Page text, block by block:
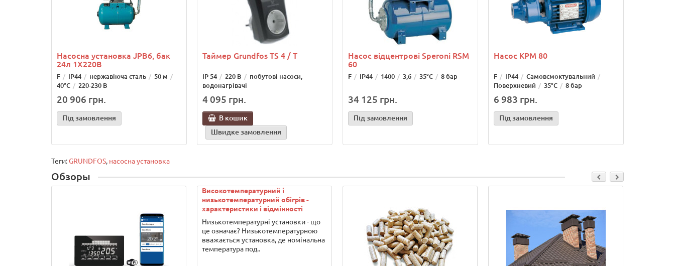
Насосна установка JPB6, бак
24л 1Х220В
F IP44 нержавіюча сталь
50 м
40°С
220-230 В
20 906 грн.
Під замовлення
Таймер Grundfos TS 4 / T
IP 54 220 В
побутові насоси,
водонагрівачі
4 095 грн.
В кошик
Швидке замовлення
Насос відцентрові Speroni RSM
60
F IP44 1400 3,6 35°С 8 бар
34 125 грн.
Під замовлення
Насос КРМ 80
F IP44
Самовсмоктувальний
Поверхневий
35°С 8 бар
6 983 грн.
Під замовлення
Теги:GRUNDFOS, насосна установка
Обзоры
Високотемпературний і
низькотемпературний обігрів -
характеристики і відмінності
Низькотемпературні установки - що
це означає? Низькотемпературною
вважається установка, де номінальна
температура под..